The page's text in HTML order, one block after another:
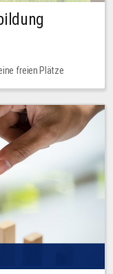
freien Plätze